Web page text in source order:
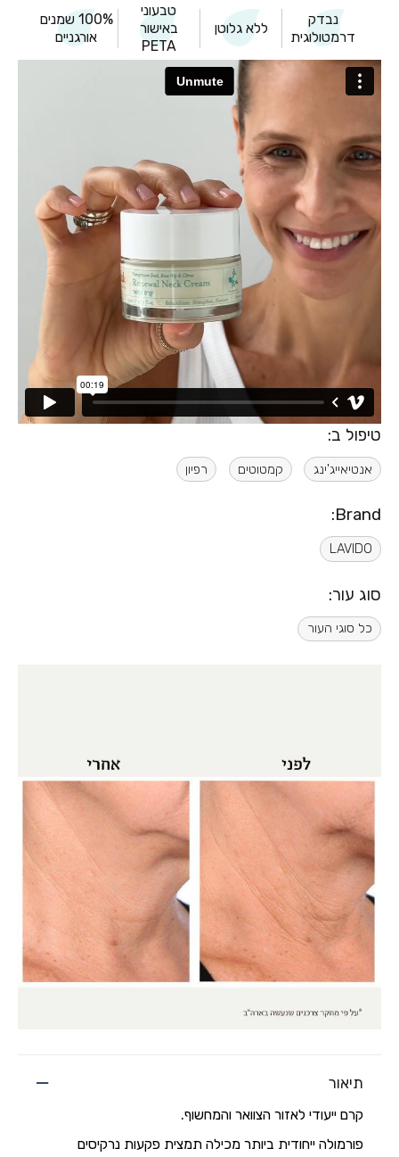
נבדק
דרמטולוגית
ללא גלוטן
טבעוני
באישור
PETA
100% שמנים
אורגניים
טיפול ב:
אנטיאייג'ינג קמטוטים רפיון
Brand:
LAVIDO
סוג עור:
כל סוגי העור
תיאור
קרם ייעודי לאזור הצוואר והמחשוף.
פורמולה ייחודית ביותר מכילה תמצית פקעות נרקיסים